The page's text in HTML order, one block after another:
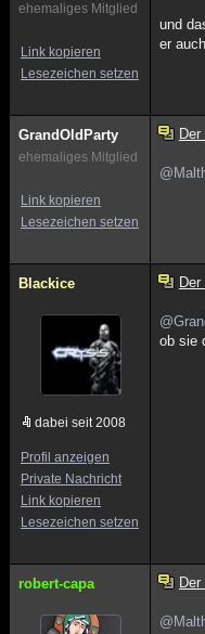
ehemaliges Mitglied
Link kopieren
Lesezeichen setzen
und
er
GrandOldParty
ehemaliges Mitglied
Link kopieren
Lesezeichen setzen
Blackice
dabei seit 2008
Profil anzeigen
Private Nachricht
Link kopieren
Lesezeichen setzen
ob sie
robert-capa